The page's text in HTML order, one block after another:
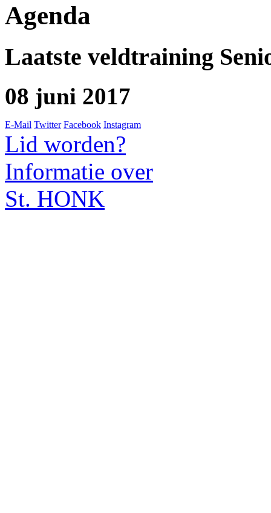
Agenda
Laatste veldtraining
08 juni 2017
E-Mail Twitter Facebook Instagram
Lid worden?
Informatie over
St. HONK